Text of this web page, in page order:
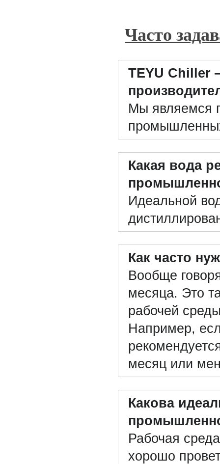
Часто
TEYU Chiller
Мы являемся
Какая вода
Идеальной
Как часто
Вообще
месяца. Это
рабочей
Например,
месяц или
Какова
Рабочая
хорошо